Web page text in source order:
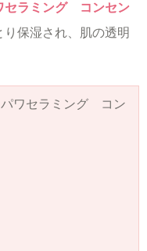
ラミング コンセン
保湿され、肌の透明
ワセラミング コン